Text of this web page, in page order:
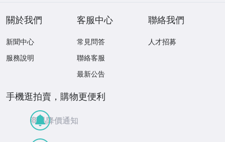
關於我們
新聞中心
服務說明
客服中心
常見問答
聯絡客服
最新公告
聯絡我們
人才招募
手機逛拍賣，購物更便利
商品降價通知